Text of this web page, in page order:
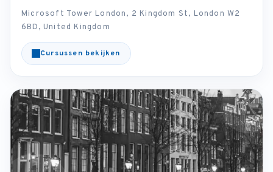
Microsoft Tower London, 2 Kingdom St, London W2
6BD, United Kingdom
Cursussen bekijken